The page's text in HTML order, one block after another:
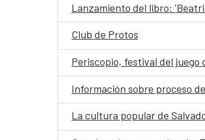
Lanzamiento del libro:
Club de Protos
Periscopio, festival del juego
Información sobre proceso
La cultura popular de